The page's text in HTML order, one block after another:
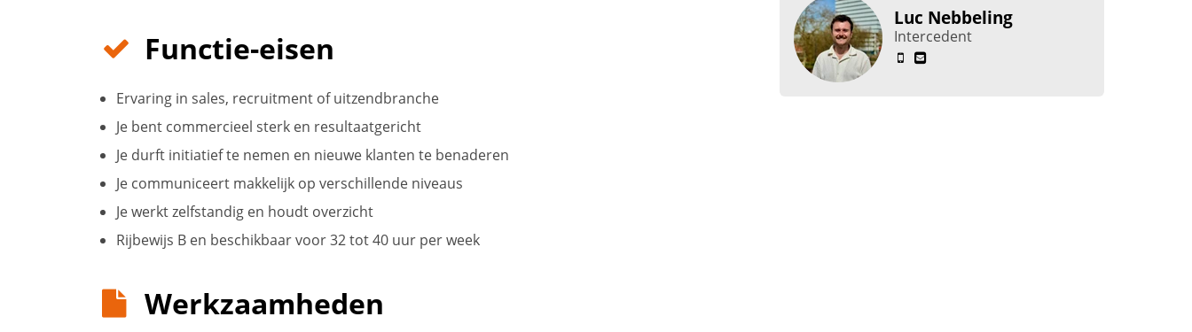
Functie-eisen
Ervaring in sales, recruitment of uitzendbranche
Je bent commercieel sterk en resultaatgericht
Je durft initiatief te nemen en nieuwe klanten te benaderen
Je communiceert makkelijk op verschillende niveaus
Je werkt zelfstandig en houdt overzicht
Rijbewijs B en beschikbaar voor 32 tot 40 uur per week
Werkzaamheden
Luc Nebbeling
Intercedent